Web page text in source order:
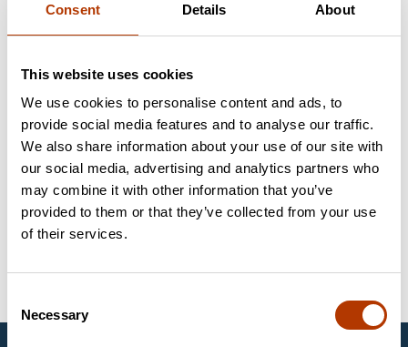
Consent Details About
This website uses cookies
We use cookies to personalise content and ads, to
provide social media features and to analyse our traffic.
We also share information about your use of our site with
our social media, advertising and analytics partners who
may combine it with other information that you’ve
provided to them or that they’ve collected from your use
of their services.
Selection
Necessary
spetsialistiga
Küsige lisa infot Labema spetsialistilt. Toote spetsialist on
Markus Pappa.
Saada küsimus
Võtmesõnad
Savyon Diagnostics Ltd.